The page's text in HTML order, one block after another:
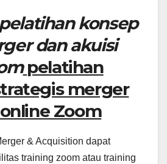
pelatihan konsep
dan akuisi
pelatihan
merger
Zoom
& Acquisition dapat
training zoom atau training